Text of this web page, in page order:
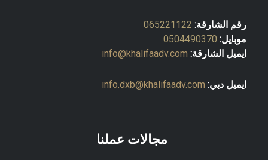
رقم الشارقة: 065221122
موبايل: 0504490370
ايميل الشارقة: info@khalifaadv.com
ايميل دبي: info.dxb@khalifaadv.com
مجالات عملنا